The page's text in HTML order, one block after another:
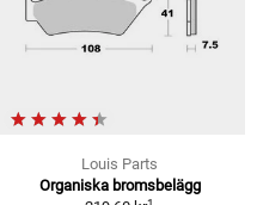
Louis Parts
Organiska bromsbelägg